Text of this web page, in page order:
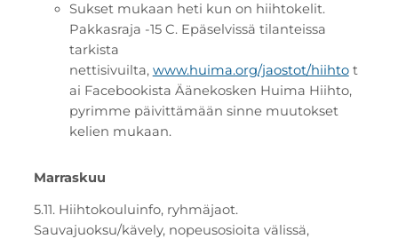
Sukset mukaan heti kun on hiihtokelit.
Pakkasraja -15 C. Epäselvissä tilanteissa
tarkista
nettisivuilta, www.huima.org/jaostot/hiihtot
ai Facebookista Äänekosken Huima Hiihto,
pyrimme päivittämään sinne muutokset
kelien mukaan.
Marraskuu
5.11. Hiihtokouluinfo, ryhmäjaot.
Sauvajuoksu/kävely, nopeusosioita välissä,